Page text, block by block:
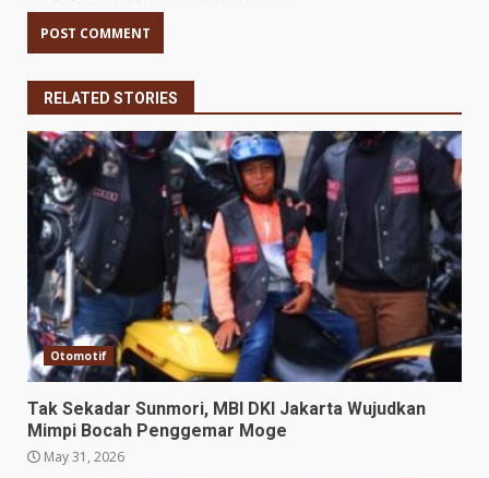
RELATED STORIES
Otomotif
Tak Sekadar Sunmori, MBI DKI Jakarta Wujudkan
Mimpi Bocah Penggemar Moge
May 31, 2026